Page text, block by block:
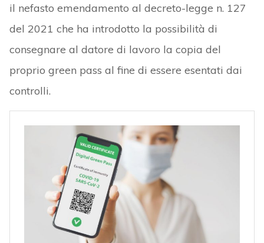
il nefasto emendamento al decreto-legge n. 127
del 2021 che ha introdotto la possibilità di
consegnare al datore di lavoro la copia del
proprio green pass al fine di essere esentati dai
controlli.